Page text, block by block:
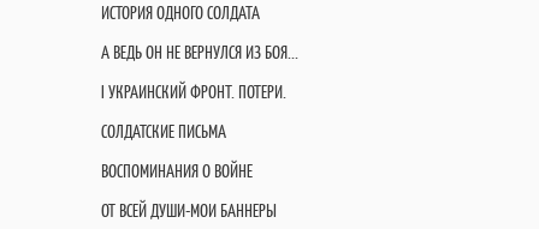
ИСТОРИЯ ОДНОГО СОЛДАТА
А ВЕДЬ ОН НЕ ВЕРНУЛСЯ ИЗ БОЯ...
I УКРАИНСКИЙ ФРОНТ. ПОТЕРИ.
СОЛДАТСКИЕ ПИСЬМА
ВОСПОМИНАНИЯ О ВОЙНЕ
ОТ ВСЕЙ ДУШИ-МОИ БАННЕРЫ